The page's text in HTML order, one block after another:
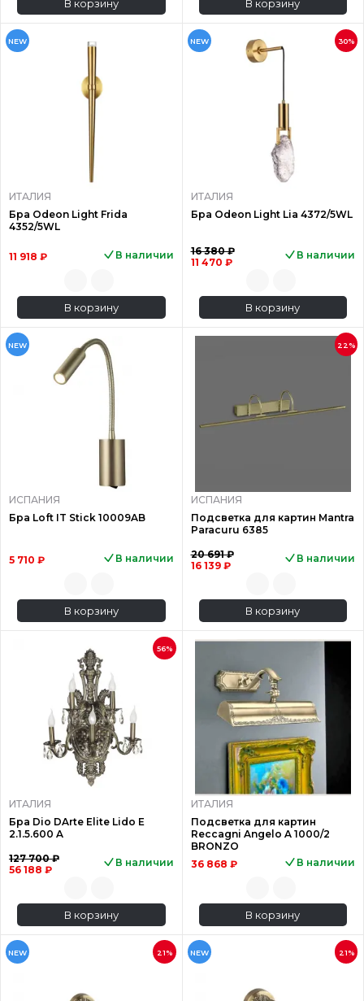
В корзину В корзину
NEW
ИТАЛИЯ
Бра Odeon Light Frida
4352/5WL
11 918 ₽ В наличии
В корзину
NEW 30%
ИТАЛИЯ
Бра Odeon Light Lia 4372/5WL
16 380 ₽
11 470 ₽
В наличии
В корзину
NEW
ИСПАНИЯ
Бра Loft IT Stick 10009AB
5 710 ₽ В наличии
В корзину
22%
ИСПАНИЯ
Подсветка для картин Mantra
Paracuru 6385
20 691 ₽
16 139 ₽
В наличии
В корзину
56%
ИТАЛИЯ
Бра Dio DArte Elite Lido E
2.1.5.600 A
127 700 ₽
56 188 ₽
В наличии
В корзину
ИТАЛИЯ
Подсветка для картин
Reccagni Angelo A 1000/2
BRONZO
36 868 ₽
В наличии
В корзину
NEW 21% NEW 21%